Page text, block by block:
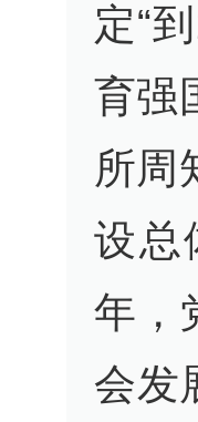
定“
育强
所周
设总
年，
会发